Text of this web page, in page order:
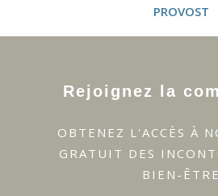
PROVOST
Rejoignez la
OBTENEZ L'ACCÈS À
GRATUIT DES
BIEN-ÊTRE